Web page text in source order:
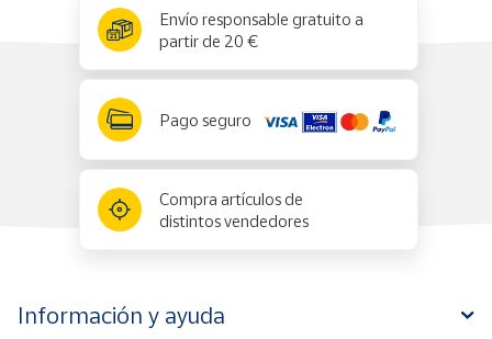
Envío responsable gratuito a
partir de 20 €
Pago seguro
Compra artículos de
distintos vendedores
Información y ayuda